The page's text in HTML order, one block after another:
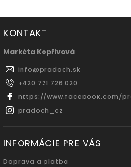
KONTAKT
Markéta Kopřivová
info@pradoch.sk
+420 721 726 020
https://www.facebook.com/
pradoch_cz
INFORMÁCIE PRE VÁS
Doprava a platba